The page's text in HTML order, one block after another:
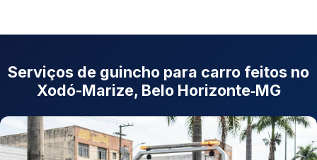
Serviços de guincho para carro feitos no
Xodó-Marize, Belo Horizonte‑MG